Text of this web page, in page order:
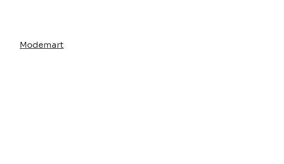
Modemart